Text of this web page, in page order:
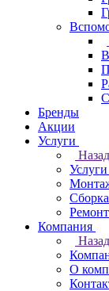
Бренды
Акции
Услуги
Назад
Услуги
Компания
Назад
О